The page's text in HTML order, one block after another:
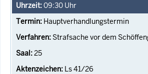
09:30 Uhr
Hauptverhandlungstermin
Strafsache vor dem
25
Ls 41/26